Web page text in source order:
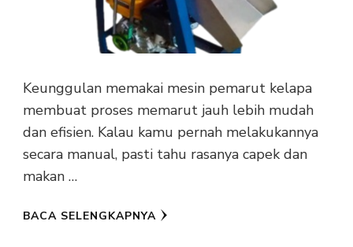
Keunggulan memakai mesin pemarut kelapa
membuat proses memarut jauh lebih mudah
dan efisien. Kalau kamu pernah melakukannya
secara manual, pasti tahu rasanya capek dan
makan …
BACA SELENGKAPNYA